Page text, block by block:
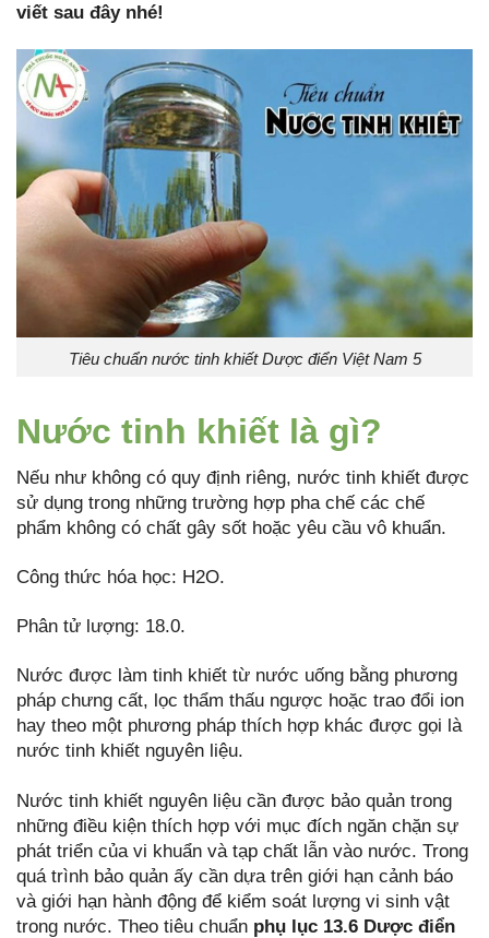
viết sau đây nhé!
Tiêu chuẩn nước tinh khiết Dược điển Việt Nam 5
Nước tinh khiết là gì?
Nếu như không có quy định riêng, nước tinh khiết được
sử dụng trong những trường hợp pha chế các chế
phẩm không có chất gây sốt hoặc yêu cầu vô khuẩn.
Công thức hóa học: H2O.
Phân tử lượng: 18.0.
Nước được làm tinh khiết từ nước uống bằng phương
pháp chưng cất, lọc thẩm thấu ngược hoặc trao đổi ion
hay theo một phương pháp thích hợp khác được gọi là
nước tinh khiết nguyên liệu.
Nước tinh khiết nguyên liệu cần được bảo quản trong
những điều kiện thích hợp với mục đích ngăn chặn sự
phát triển của vi khuẩn và tạp chất lẫn vào nước. Trong
quá trình bảo quản ấy cần dựa trên giới hạn cảnh báo
và giới hạn hành động để kiểm soát lượng vi sinh vật
trong nước. Theo tiêu chuẩn phụ lục 13.6 Dược điển